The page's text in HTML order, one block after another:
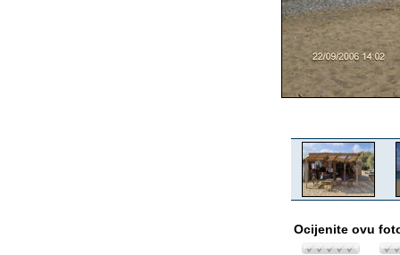
Ocijenite ovu